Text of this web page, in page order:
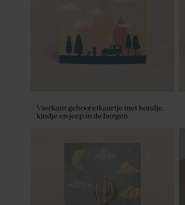
Vierkant gebooretkaartje met hondje,
kindje en jeep in de bergen